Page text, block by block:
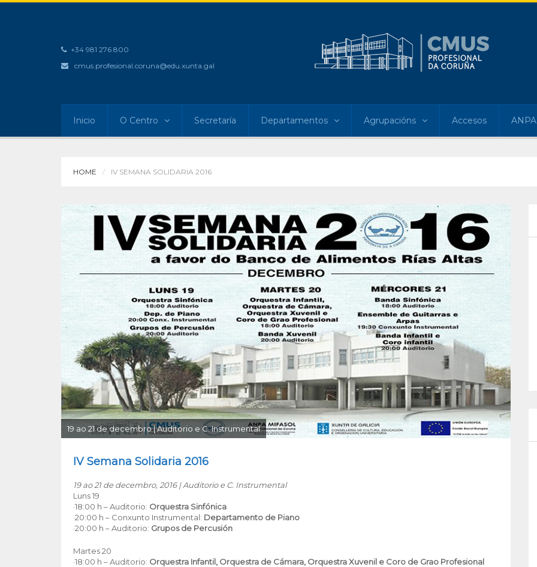
+34 981 276 800
cmus.profesional.coruna@edu.xunta.gal
Inicio O Centro Secretaría Departamentos Agrupacións Accesos ANPA
HOME IV SEMANA SOLIDARIA 2016
19 ao 21 de decembro | Auditorio e C. Instrumental
IV Semana Solidaria 2016
19 ao 21 de decembro, 2016 | Auditorio e C. Instrumental
Luns 19
·18:00 h – Auditorio: Orquestra Sinfónica
·20:00 h – Conxunto Instrumental: Departamento de Piano
·20:00 h – Auditorio: Grupos de Percusión
Martes 20
·18:00 h – Auditorio: Orquestra Infantil, Orquestra de Cámara, Orquestra Xuvenil e Coro de Grao Profesional